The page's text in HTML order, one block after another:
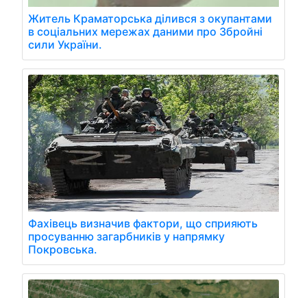
Житель Краматорська ділився з окупантами
в соціальних мережах даними про Збройні
сили України.
Фахівець визначив фактори, що сприяють
просуванню загарбників у напрямку
Покровська.